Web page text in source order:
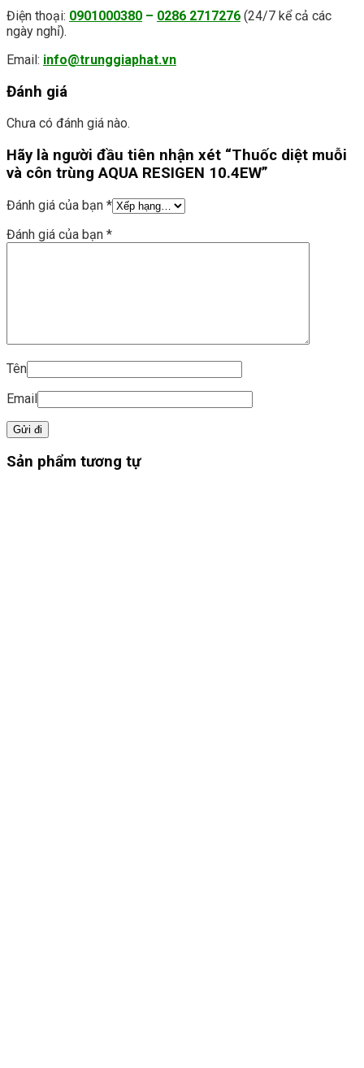
Điện thoại: 0901000380 – 0286 2717276 (24/7 kể cả các
ngày nghỉ).
Email: info@trunggiaphat.vn
Đánh giá
Chưa có đánh giá nào.
Hãy là người đầu tiên nhận xét “Thuốc diệt muỗi
và côn trùng AQUA RESIGEN 10.4EW”
Đánh giá của bạn *
Đánh giá của bạn *
Tên
Email
Sản phẩm tương tự